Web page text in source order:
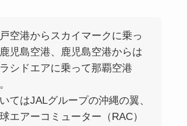
空港からスカイマークに乗っ
児島空港、鹿児島空港からは
シドエアに乗って那覇空港
てはJALグループの沖縄の翼、
エアーコミューター（RAC）